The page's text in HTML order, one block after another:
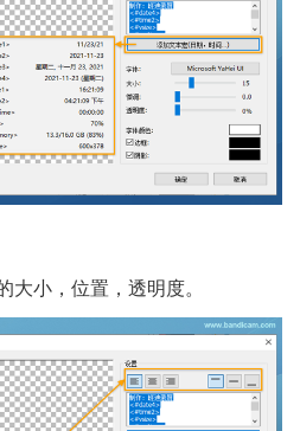
大小，位置，透明度。